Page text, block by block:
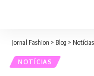
Jornal Fashion > Blog > Notícias
NOTÍCIAS